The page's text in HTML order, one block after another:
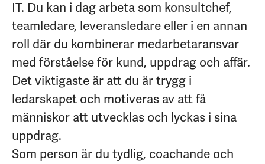
IT. Du kan i dag arbeta som konsultchef,
teamledare, leveransledare eller i en annan
roll där du kombinerar medarbetaransvar
med förståelse för kund, uppdrag och affär.
Det viktigaste är att du är trygg i
ledarskapet och motiveras av att få
människor att utvecklas och lyckas i sina
uppdrag.
Som person är du tydlig, coachande och